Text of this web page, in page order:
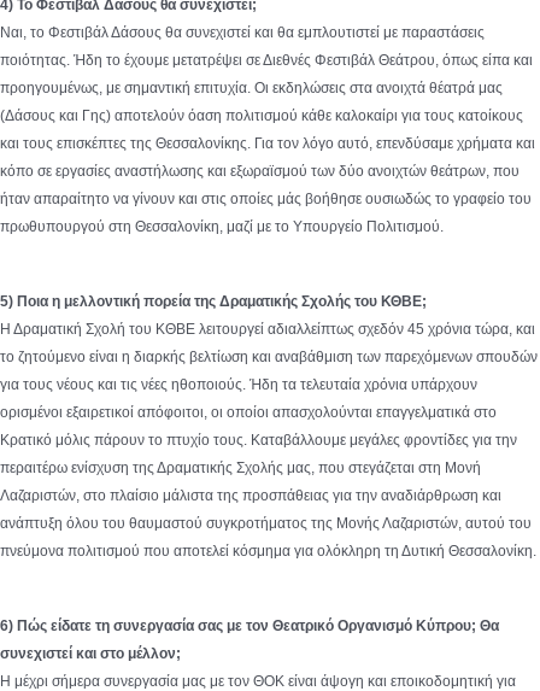
4) Το Φεστιβάλ Δάσους θα συνεχιστεί;
Ναι, το Φεστιβάλ Δάσους θα συνεχιστεί και θα εμπλουτιστεί με παραστάσεις
ποιότητας. Ήδη το έχουμε μετατρέψει σε Διεθνές Φεστιβάλ Θεάτρου, όπως είπα και
προηγουμένως, με σημαντική επιτυχία. Οι εκδηλώσεις στα ανοιχτά θέατρά μας
(Δάσους και Γης) αποτελούν όαση πολιτισμού κάθε καλοκαίρι για τους κατοίκους
και τους επισκέπτες της Θεσσαλονίκης. Για τον λόγο αυτό, επενδύσαμε χρήματα και
κόπο σε εργασίες αναστήλωσης και εξωραϊσμού των δύο ανοιχτών θεάτρων, που
ήταν απαραίτητο να γίνουν και στις οποίες μάς βοήθησε ουσιωδώς το γραφείο του
πρωθυπουργού στη Θεσσαλονίκη, μαζί με το Υπουργείο Πολιτισμού.
5) Ποια η μελλοντική πορεία της Δραματικής Σχολής του ΚΘΒΕ;
Η Δραματική Σχολή του ΚΘΒΕ λειτουργεί αδιαλλείπτως σχεδόν 45 χρόνια τώρα, και
το ζητούμενο είναι η διαρκής βελτίωση και αναβάθμιση των παρεχόμενων σπουδών
για τους νέους και τις νέες ηθοποιούς. Ήδη τα τελευταία χρόνια υπάρχουν
ορισμένοι εξαιρετικοί απόφοιτοι, οι οποίοι απασχολούνται επαγγελματικά στο
Κρατικό μόλις πάρουν το πτυχίο τους. Καταβάλλουμε μεγάλες φροντίδες για την
περαιτέρω ενίσχυση της Δραματικής Σχολής μας, που στεγάζεται στη Μονή
Λαζαριστών, στο πλαίσιο μάλιστα της προσπάθειας για την αναδιάρθρωση και
ανάπτυξη όλου του θαυμαστού συγκροτήματος της Μονής Λαζαριστών, αυτού του
πνεύμονα πολιτισμού που αποτελεί κόσμημα για ολόκληρη τη Δυτική Θεσσαλονίκη.
6) Πώς είδατε τη συνεργασία σας με τον Θεατρικό Οργανισμό Κύπρου; Θα
συνεχιστεί και στο μέλλον;
Η μέχρι σήμερα συνεργασία μας με τον ΘΟΚ είναι άψογη και εποικοδομητική για